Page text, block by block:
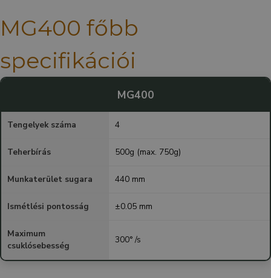
MG400 főbb
specifikációi
MG400
Tengelyek száma 4
Teherbírás 500g (max. 750g)
Munkaterület sugara 440 mm
Ismétlési pontosság ±0.05 mm
Maximum
csuklósebesség
300° /s